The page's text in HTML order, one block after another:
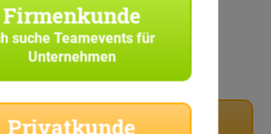
Privatkunden
Firmenkunde
sucheTeamevents für
Unternehmen
Privatkunde